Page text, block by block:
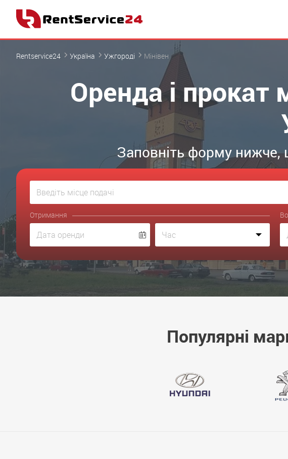
Rentservice24 Україна Ужгороді Мінівен
Оренда і прокат
Заповніть форму нижче,
Отримання
Популярні